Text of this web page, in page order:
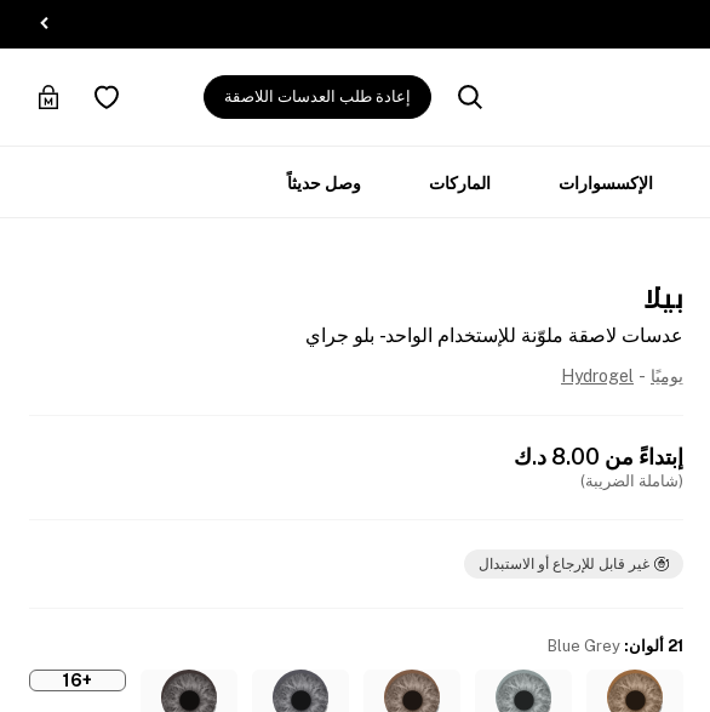
إعادة طلب العدسات اللاصقة
الإكسسوارات الماركات وصل حديثاً
بيلا
عدسات لاصقة ملوّنة للإستخدام الواحد - بلو جراي
يوميًا -
Hydrogel
إبتداءً من 8.00 د.ك
(شاملة الضريبة)
غير قابل للإرجاع أو الاستبدال
21 ألوان :
Blue Grey
+16